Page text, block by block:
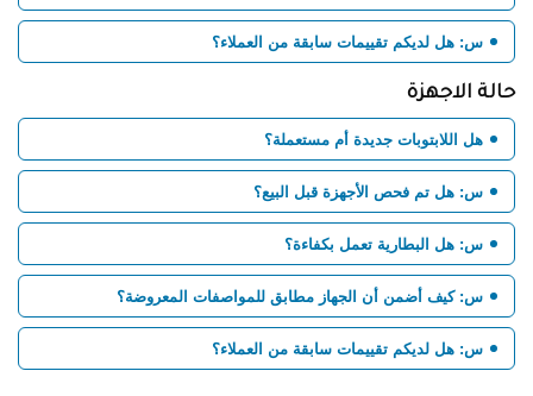
س: هل لديكم تقييمات سابقة من العملاء؟
حالة الاجهزة
هل اللابتوبات جديدة أم مستعملة؟
س: هل تم فحص الأجهزة قبل البيع؟
س: هل البطارية تعمل بكفاءة؟
س: كيف أضمن أن الجهاز مطابق للمواصفات المعروضة؟
س: هل لديكم تقييمات سابقة من العملاء؟